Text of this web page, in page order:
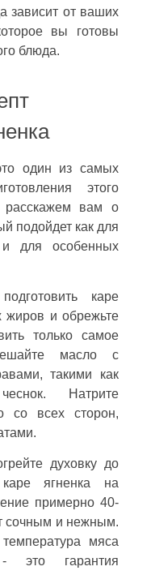
зависит от ваших
вы готовы
блюда.
один из самых
этого
вам о
подойдет как для
и для особенных
каре
жиров и обрежьте
только самое
масло с
такими как
Натрите
со всех сторон,
духовку до
ягненка на
примерно 40-
сочным и нежным.
мяса
это гарантия